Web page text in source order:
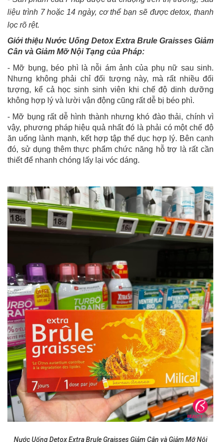
liệu trình 7 hoặc 14 ngày, cơ thể bạn sẽ được detox, thanh
lọc rõ rệt.
Giới thiệu Nước Uống Detox Extra Brule Graisses Giảm
Cân và Giảm Mỡ Nội Tạng của Pháp:
- Mỡ bụng, béo phì là nỗi ám ảnh của phụ nữ sau sinh.
Nhưng không phải chỉ đối tượng này, mà rất nhiều đối
tượng, kể cả học sinh sinh viên khi chế độ dinh dưỡng
không hợp lý và lười vận động cũng rất dễ bị béo phì.
- Mỡ bụng rất dễ hình thành nhưng khó đào thải, chính vì
vậy, phương pháp hiệu quả nhất đó là phải có một chế độ
ăn uống lành mạnh, kết hợp tập thể dục hợp lý. Bên cạnh
đó, sử dụng thêm thực phẩm chức năng hỗ trợ là rất cần
thiết để nhanh chóng lấy lại vóc dáng.
Nước Uống Detox Extra Brule Graisses Giảm Cân và Giảm Mỡ Nội